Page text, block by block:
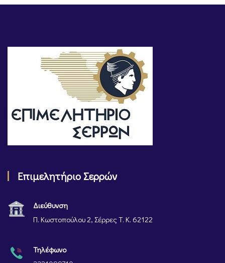
Επιμελητήριο Σερρών
Διεύθυνση
Π. Κωστοπούλου 2, Σέρρες Τ. Κ. 62122
Τηλέφωνο